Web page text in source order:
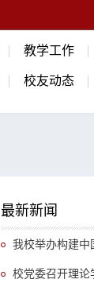
教学工作
校友动态
最新新闻
我校举办构建中
《中国开放型经济
校党委召开理论